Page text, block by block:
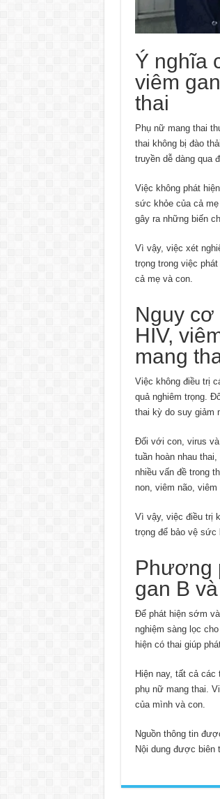
Ý nghĩa
viêm
thai
Phụ nữ mang thai
thai không bị đào
truyền dễ dàng qua
Việc không phát
sức khỏe của cả
gây ra những biến
Vì vậy, việc xét
trọng trong việc
cả mẹ và con.
Nguy cơ
HIV,
mang
Việc không điều trị
quả nghiêm trọng.
thai kỳ do suy giảm
Đối với con, virus
tuần hoàn nhau
nhiều vấn đề trong
non, viêm não,
Vì vậy, việc điều trị
trọng để bảo vệ sức
Phương
gan B
Để phát hiện sớm
nghiệm sàng lọc
hiện có thai giúp
Hiện nay, tất cả
phụ nữ mang thai.
của mình và con.
Nguồn thông tin
Nội dung được biên